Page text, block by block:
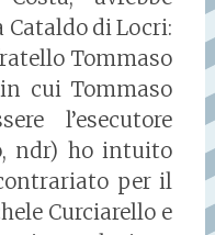
di Locri:
Tommaso
cui Tommaso
l’esecutore
ndr) ho intuito
per il
Curciarello e